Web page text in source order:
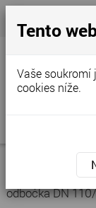
vodoinstalace»
odbočka DN
Tento
Vaše soukromí
cookies níže.